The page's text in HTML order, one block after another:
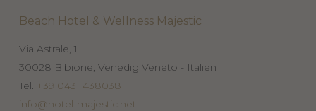
Beach Hotel & Wellness Majestic
Via Astrale, 1
30028 Bibione, Venedig Veneto - Italien
Tel. +39 0431 438038
info@hotel-majestic.net